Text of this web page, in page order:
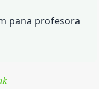
pana profesora